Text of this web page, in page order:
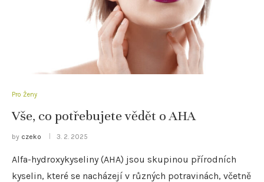
Pro Ženy
Vše, co potřebujete vědět o AHA
by czeko 3. 2. 2025
Alfa-hydroxykyseliny (AHA) jsou skupinou přírodních
kyselin, které se nacházejí v různých potravinách, včetně